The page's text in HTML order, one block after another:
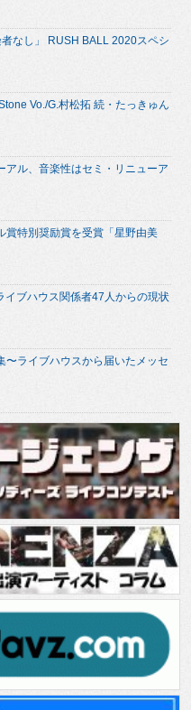
なし」 RUSH BALL 2020スペシ
Vo./G.村松拓 続・たっきゅん
アル、音楽性はセミ・リニューア
賞特別奨励賞を受賞「星野由美
イブハウス関係者47人からの現状
〜ライブハウスから届いたメッセ